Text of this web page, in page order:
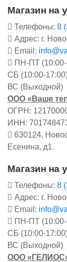
Магазин на
Телефоны: 8
Адрес: г.
Email:
ПН-ПТ (10:00-
СБ (10:00-
ВС (Выходной)
ООО «Ваше
ОГРН:
ИНН:
630124,
Есенина, д1.
Магазин на
Телефоны: 8
Адрес: г.
Email:
ПН-ПТ (10:00-
СБ (10:00-
ВС (Выходной)
ООО